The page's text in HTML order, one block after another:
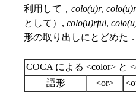
利用して， colo(u)r,
として）, colo(u)rful,
形の取り出しにとどめた．
COCA による <color> と
語形
<or>